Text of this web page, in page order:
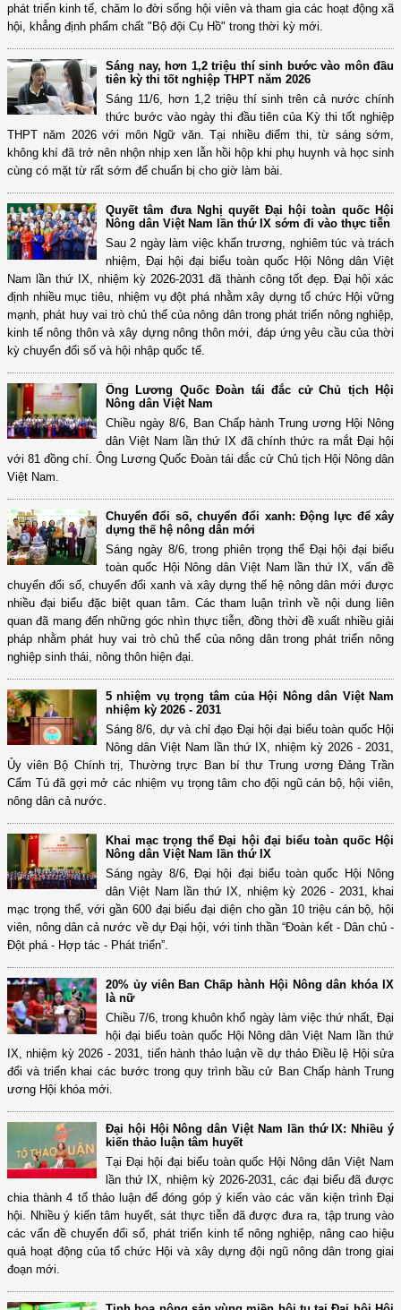
phát triển kinh tế, chăm lo đời sống hội viên và tham gia các hoạt động xã
hội, khẳng định phẩm chất "Bộ đội Cụ Hồ" trong thời kỳ mới.
Sáng nay, hơn 1,2 triệu thí sinh bước vào môn đầu
tiên kỳ thi tốt nghiệp THPT năm 2026
Sáng 11/6, hơn 1,2 triệu thí sinh trên cả nước chính
thức bước vào ngày thi đầu tiên của Kỳ thi tốt nghiệp
THPT năm 2026 với môn Ngữ văn. Tại nhiều điểm thi, từ sáng sớm,
không khí đã trở nên nhộn nhịp xen lẫn hồi hộp khi phụ huynh và học sinh
cùng có mặt từ rất sớm để chuẩn bị cho giờ làm bài.
Quyết tâm đưa Nghị quyết Đại hội toàn quốc Hội
Nông dân Việt Nam lần thứ IX sớm đi vào thực tiễn
Sau 2 ngày làm việc khẩn trương, nghiêm túc và trách
nhiệm, Đại hội đại biểu toàn quốc Hội Nông dân Việt
Nam lần thứ IX, nhiệm kỳ 2026-2031 đã thành công tốt đẹp. Đại hội xác
định nhiều mục tiêu, nhiệm vụ đột phá nhằm xây dựng tổ chức Hội vững
mạnh, phát huy vai trò chủ thể của nông dân trong phát triển nông nghiệp,
kinh tế nông thôn và xây dựng nông thôn mới, đáp ứng yêu cầu của thời
kỳ chuyển đổi số và hội nhập quốc tế.
Ông Lương Quốc Đoàn tái đắc cử Chủ tịch Hội
Nông dân Việt Nam
Chiều ngày 8/6, Ban Chấp hành Trung ương Hội Nông
dân Việt Nam lần thứ IX đã chính thức ra mắt Đại hội
với 81 đồng chí. Ông Lương Quốc Đoàn tái đắc cử Chủ tịch Hội Nông dân
Việt Nam.
Chuyển đổi số, chuyển đổi xanh: Động lực để xây
dựng thế hệ nông dân mới
Sáng ngày 8/6, trong phiên trọng thể Đại hội đại biểu
toàn quốc Hội Nông dân Việt Nam lần thứ IX, vấn đề
chuyển đổi số, chuyển đổi xanh và xây dựng thế hệ nông dân mới được
nhiều đại biểu đặc biệt quan tâm. Các tham luận trình về nội dung liên
quan đã mang đến những góc nhìn thực tiễn, đồng thời đề xuất nhiều giải
pháp nhằm phát huy vai trò chủ thể của nông dân trong phát triển nông
nghiệp sinh thái, nông thôn hiện đại.
5 nhiệm vụ trọng tâm của Hội Nông dân Việt Nam
nhiệm kỳ 2026 - 2031
Sáng 8/6, dự và chỉ đạo Đại hội đại biểu toàn quốc Hội
Nông dân Việt Nam lần thứ IX, nhiệm kỳ 2026 - 2031,
Ủy viên Bộ Chính trị, Thường trực Ban bí thư Trung ương Đảng Trần
Cẩm Tú đã gợi mở các nhiệm vụ trọng tâm cho đội ngũ cán bộ, hội viên,
nông dân cả nước.
Khai mạc trọng thể Đại hội đại biểu toàn quốc Hội
Nông dân Việt Nam lần thứ IX
Sáng ngày 8/6, Đại hội đại biểu toàn quốc Hội Nông
dân Việt Nam lần thứ IX, nhiệm kỳ 2026 - 2031, khai
mạc trọng thể, với gần 600 đại biểu đại diện cho gần 10 triệu cán bộ, hội
viên, nông dân cả nước về dự Đại hội, với tinh thần “Đoàn kết - Dân chủ -
Đột phá - Hợp tác - Phát triển”.
20% ủy viên Ban Chấp hành Hội Nông dân khóa IX
là nữ
Chiều 7/6, trong khuôn khổ ngày làm việc thứ nhất, Đại
hội đại biểu toàn quốc Hội Nông dân Việt Nam lần thứ
IX, nhiệm kỳ 2026 - 2031, tiến hành thảo luận về dự thảo Điều lệ Hội sửa
đổi và triển khai các bước trong quy trình bầu cử Ban Chấp hành Trung
ương Hội khóa mới.
Đại hội Hội Nông dân Việt Nam lần thứ IX: Nhiều ý
kiến thảo luận tâm huyết
Tại Đại hội đại biểu toàn quốc Hội Nông dân Việt Nam
lần thứ IX, nhiệm kỳ 2026-2031, các đại biểu đã được
chia thành 4 tổ thảo luận để đóng góp ý kiến vào các văn kiện trình Đại
hội. Nhiều ý kiến tâm huyết, sát thực tiễn đã được đưa ra, tập trung vào
các vấn đề chuyển đổi số, phát triển kinh tế nông nghiệp, nâng cao hiệu
quả hoạt động của tổ chức Hội và xây dựng đội ngũ nông dân trong giai
đoạn mới.